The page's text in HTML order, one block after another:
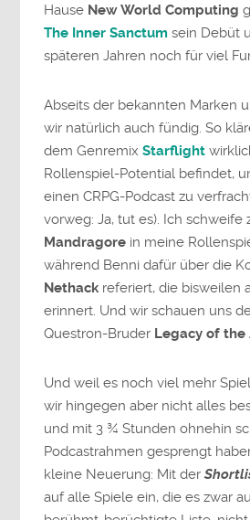
Hause New World Computing
The Inner Sanctum sein Debüt
späteren Jahren noch für viel
Abseits der bekannten Marken
wir natürlich auch fündig. So
dem GenremixStarflight
Rollenspiel-Potential befindet,
einen CRPG-Podcast zu
vorweg: Ja, tut es). Ich schweife
Mandragore in meine
während Benni dafür über die
Nethackreferiert, die bisweilen
erinnert. Und wir schauen uns
Questron-Bruder Legacy of the
Und weil es noch viel mehr
wir hingegen aber nicht alles
und mit 3 ¾ Stunden ohnehin
Podcastrahmen gesprengt
kleine Neuerung: Mit der
auf alle Spiele ein, die es zwar